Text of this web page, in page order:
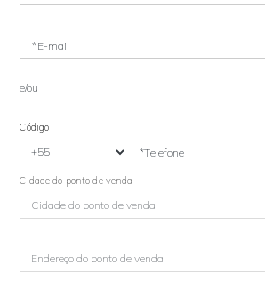
*E-mail
e/ou
Código
*Telefone
Cidade do ponto de venda